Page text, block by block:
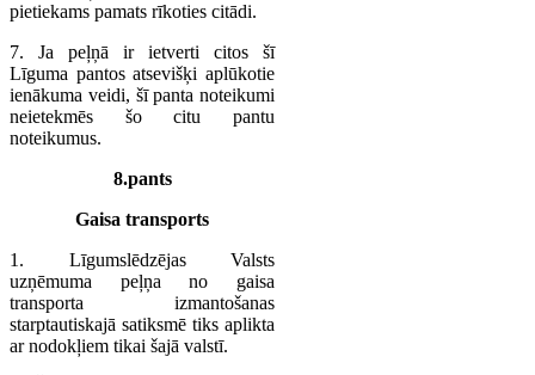
pietiekams pamats rīkoties citādi.
7. Ja peļņā ir ietverti citos šī
Līguma pantos atsevišķi aplūkotie
ienākuma veidi, šī panta noteikumi
neietekmēs šo citu pantu
noteikumus.
8.pants
Gaisa transports
1. Līgumslēdzējas Valsts
uzņēmuma peļņa no gaisa
transporta izmantošanas
starptautiskajā satiksmē tiks aplikta
ar nodokļiem tikai šajā valstī.